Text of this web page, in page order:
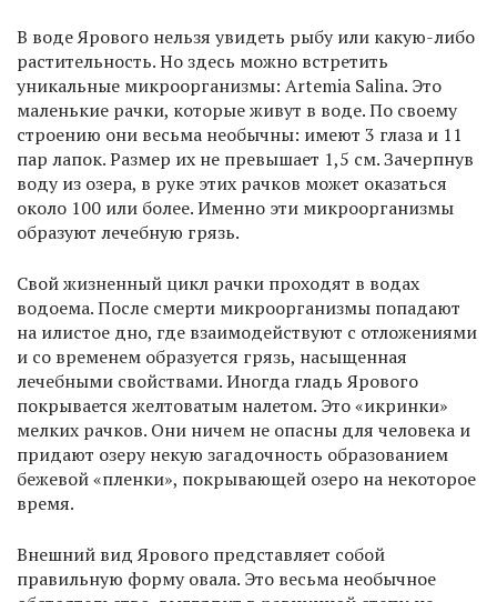
В воде Ярового нельзя увидеть рыбу или какую-либо
растительность. Но здесь можно встретить
уникальные микроорганизмы: Artemia Salina. Это
маленькие рачки, которые живут в воде. По своему
строению они весьма необычны: имеют 3 глаза и 11
пар лапок. Размер их не превышает 1,5 см. Зачерпнув
воду из озера, в руке этих рачков может оказаться
около 100 или более. Именно эти микроорганизмы
образуют лечебную грязь.
Свой жизненный цикл рачки проходят в водах
водоема. После смерти микроорганизмы попадают
на илистое дно, где взаимодействуют с отложениями
и со временем образуется грязь, насыщенная
лечебными свойствами. Иногда гладь Ярового
покрывается желтоватым налетом. Это «икринки»
мелких рачков. Они ничем не опасны для человека и
придают озеру некую загадочность образованием
бежевой «пленки», покрывающей озеро на некоторое
время.
Внешний вид Ярового представляет собой
правильную форму овала. Это весьма необычное